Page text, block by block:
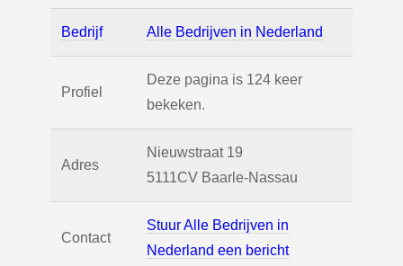
Bedrijf Alle Bedrijven in Nederland
Profiel
Deze pagina is 124 keer
bekeken.
Adres
Nieuwstraat 19
5111CV Baarle-Nassau
Contact
Stuur Alle Bedrijven in
Nederland een bericht